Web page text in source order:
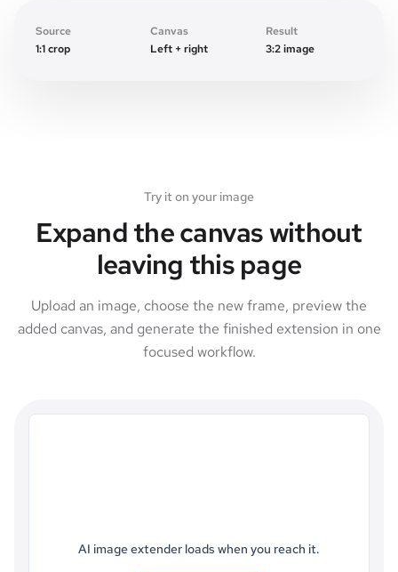
Source
1:1 crop
Canvas
Left + right
Result
3:2 image
Try it on your image
Expand the canvas without
leaving this page
Upload an image, choose the new frame, preview the
added canvas, and generate the finished extension in one
focused workflow.
AI image extender loads when you reach it.